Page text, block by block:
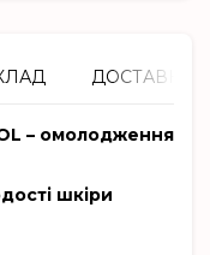
ДОСТАВКА
– омолодження
шкіри